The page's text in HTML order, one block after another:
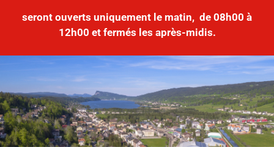
seront ouverts uniquement le matin, de 08h00 à
12h00 et fermés les après-midis.